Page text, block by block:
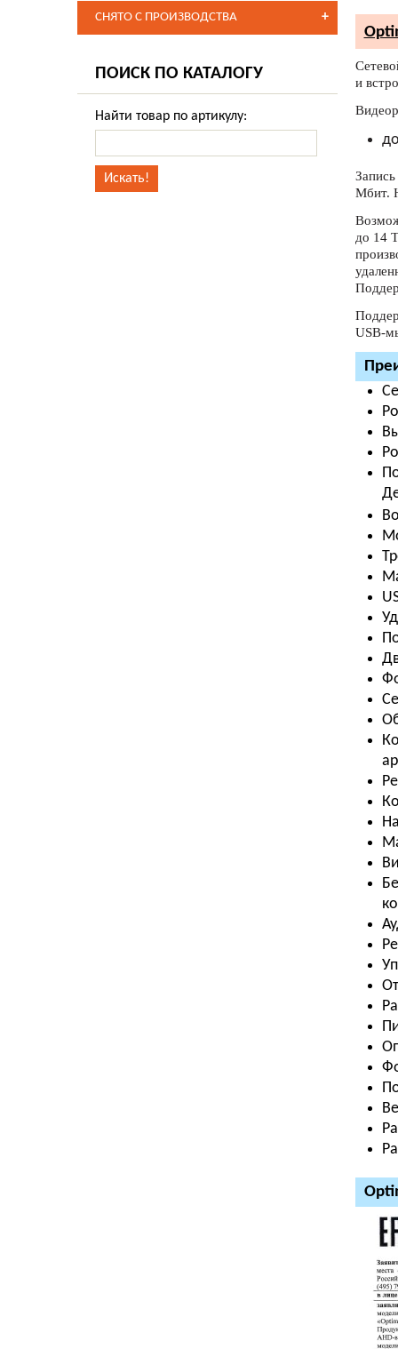
и
Мбит.
до 14
USB-
+
СНЯТО С ПРОИЗВОДСТВА
ПОИСК ПО КАТАЛОГУ
Найти товар по артикулу: